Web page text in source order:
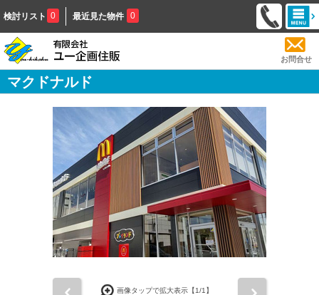
検討リスト 0 最近見た物件 0
お問合せ
マクドナルド
画像タップで拡大表示【1/1】